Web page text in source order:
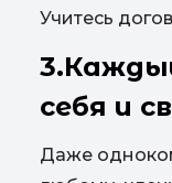
Учитесь
себя и
Даже